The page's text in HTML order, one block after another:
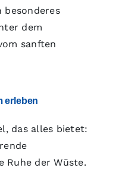
besonderes
dem
sanften
erleben
das alles bietet:
Ruhe der Wüste.